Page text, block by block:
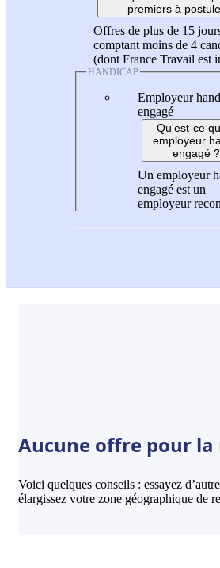
premiers à
Offres de plus de 15
comptant moins de 4
(dont France Travail est
HANDICAP
Employeur
engagé
Qu'est-ce
employeur
engagé ?
Un employeur
engagé est un
employeur
Aucune offre pour la
Voici quelques conseils : essayez
élargissez votre zone géographique de